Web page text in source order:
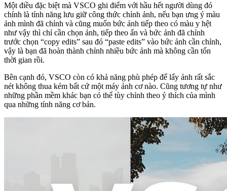
Một điều đặc biệt mà VSCO ghi điểm với hầu hết người dùng đó
chính là tính năng lưu giữ công thức chỉnh ảnh, nếu bạn ưng ý màu
ảnh mình đã chỉnh và cũng muốn bức ảnh tiếp theo có màu y hệt
như vậy thì chỉ cần chọn ảnh, tiếp theo ấn và bức ảnh đã chỉnh
trước chọn “copy edits” sau đó “paste edits” vào bức ảnh cần chỉnh,
vậy là bạn đã hoàn thành chỉnh nhiều bức ảnh mà không cần tốn
thời gian rồi.
Bên cạnh đó, VSCO còn có khả năng phù phép để lấy ảnh rất sắc
nét không thua kém bất cứ một máy ảnh cơ nào. Cũng tương tự như
những phần mềm khác bạn có thể tùy chỉnh theo ý thích của mình
qua những tính năng cơ bản.